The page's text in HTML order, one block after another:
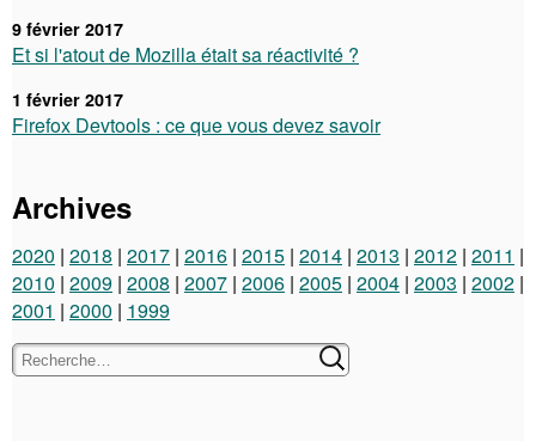
9 février 2017
Et si l'atout de Mozilla était sa réactivité ?
1 février 2017
Firefox Devtools : ce que vous devez savoir
Archives
2020 2018 2017 2016 2015 2014 2013 2012 2011
2010 2009 2008 2007 2006 2005 2004 2003 2002
2001
2000 1999